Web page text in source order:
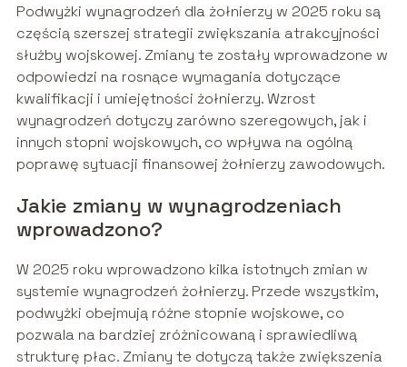
Podwyżki wynagrodzeń dla żołnierzy w 2025 roku są
częścią szerszej strategii zwiększania atrakcyjności
służby wojskowej. Zmiany te zostały wprowadzone w
odpowiedzi na rosnące wymagania dotyczące
kwalifikacji i umiejętności żołnierzy. Wzrost
wynagrodzeń dotyczy zarówno szeregowych, jak i
innych stopni wojskowych, co wpływa na ogólną
poprawę sytuacji finansowej żołnierzy zawodowych.
Jakie zmiany w wynagrodzeniach
wprowadzono?
W 2025 roku wprowadzono kilka istotnych zmian w
systemie wynagrodzeń żołnierzy. Przede wszystkim,
podwyżki obejmują różne stopnie wojskowe, co
pozwala na bardziej zróżnicowaną i sprawiedliwą
strukturę płac. Zmiany te dotyczą także zwiększenia